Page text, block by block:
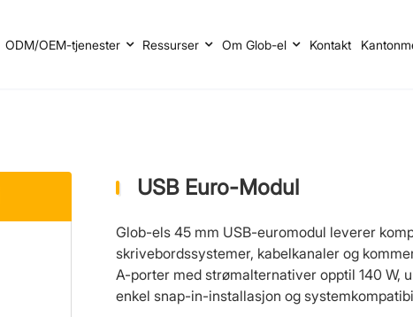
ODM/OEM-tjenester Ressurser Om Glob-el Kontakt
USB Euro-Modul
Glob-els 45 mm USB-euromodul leverer
skrivebordssystemer, kabelkanaler og
A-porter med strømalternativer opptil 140 W,
enkel snap-in-installasjon og